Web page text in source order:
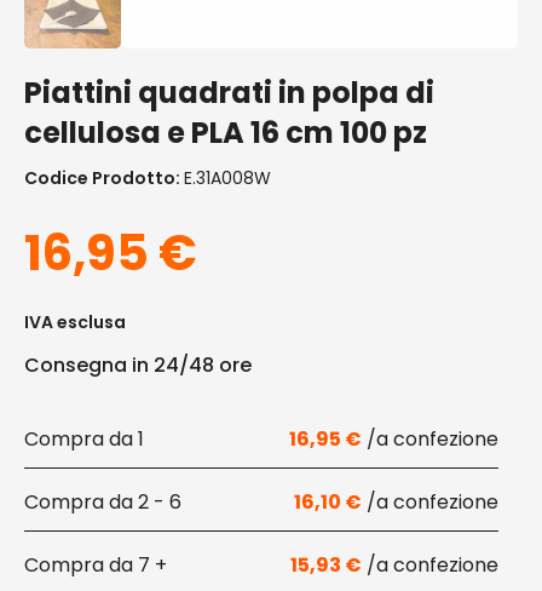
Piattini quadrati in polpa di
cellulosa e PLA 16 cm 100 pz
Codice Prodotto: E.31A008W
16,95€
IVA esclusa
Consegna in 24/48 ore
1 16,95 €
2 - 6 16,10 €
7 + 15,93 €